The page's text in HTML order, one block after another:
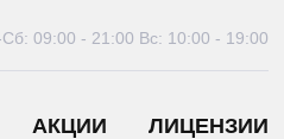
АКЦИИ ЛИЦЕНЗИИ
09:00 - 21:00 Вс: 10:00 - 19:00